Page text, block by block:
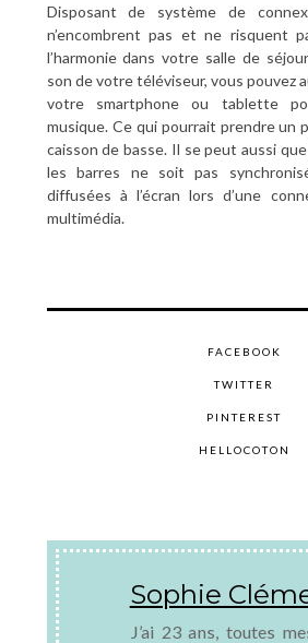
Disposant de système de
n’encombrent pas et ne risquent
l’harmonie dans votre salle de
son de votre téléviseur, vous pouvez
votre smartphone ou tablette
musique. Ce qui pourrait prendre un
caisson de basse. Il se peut aussi
les barres ne soit pas
diffusées à l’écran lors d’une
multimédia.
FACEBOOK
TWITTER
PINTEREST
HELLOCOTON
Sophie
J’ai 23 ans, toutes